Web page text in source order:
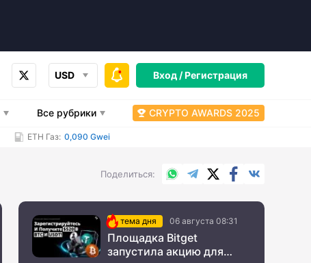
USD Вход /Регистрация
Все рубрики CRYPTO AWARDS 2025
ETH Газ: 0,090 Gwei
Поделиться WhatsApp
TelegramX.comFacebook
тема дня 06 августа 08:31
Площадка Bitget
запустила акцию для